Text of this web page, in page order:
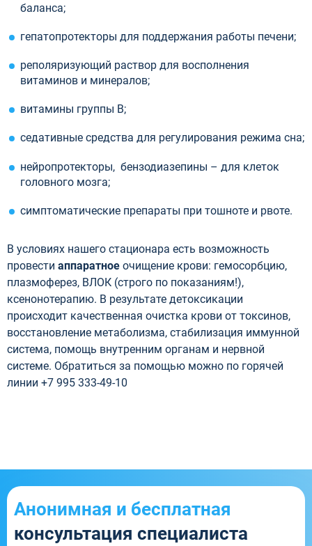
баланса;
гепатопротекторы для поддержания работы печени;
реполяризующий раствор для восполнения
витаминов и минералов;
витамины группы В;
седативные средства для регулирования режима сна;
нейропротекторы, бензодиазепины – для клеток
головного мозга;
симптоматические препараты при тошноте и рвоте.
В условиях нашего стационара есть возможность
провести аппаратное очищение крови: гемосорбцию,
плазмоферез, ВЛОК (строго по показаниям!),
ксенонотерапию. В результате детоксикации
происходит качественная очистка крови от токсинов,
восстановление метаболизма, стабилизация иммунной
система, помощь внутренним органам и нервной
системе. Обратиться за помощью можно по горячей
линии +7 995 333-49-10
Анонимная и бесплатная
консультация специалиста